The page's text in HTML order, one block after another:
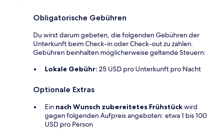
Obligatorische Gebühren
Du wirst darum gebeten, die folgenden Gebühren der
Unterkunft beim Check-in oder Check-out zu zahlen.
Gebühren beinhalten möglicherweise geltende Steuern:
Lokale Gebühr: 25 USD pro Unterkunft pro Nacht
Optionale Extras
Ein nach Wunsch zubereitetes Frühstückwird
gegen folgenden Aufpreis angeboten: etwa 1 bis 100
USD pro Person